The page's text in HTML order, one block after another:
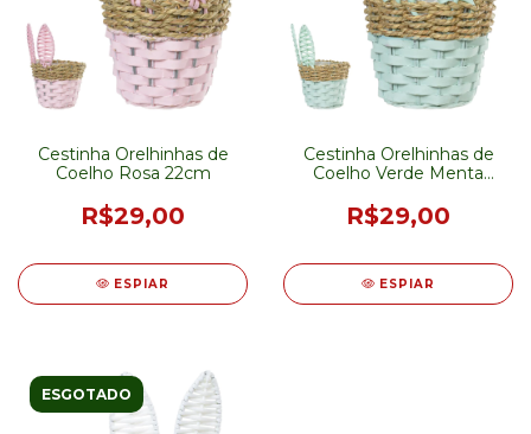
Cestinha Orelhinhas de
Coelho Rosa 22cm
R$29,00
ESPIAR
Cestinha Orelhinhas de
Coelho Verde Menta
R$29,00
ESPIAR
ESGOTADO